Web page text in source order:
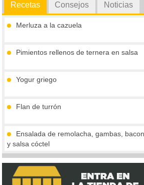
Recetas
Merluza a la cazuela
Pimientos rellenos de ternera en salsa
Yogur griego
Flan de turrón
Ensalada de remolacha, gambas, bacon
y salsa cóctel
Secrecreto con salsa de ciruelas
(concurso ibericos)
Consejos Noticias